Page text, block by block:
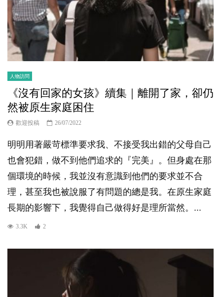
人物訪問
《沒有回家的女孩》續集｜離開了家，卻仍
然被原生家庭困住
歡迎投稿 26/07/2022
明明用著嚴苛標準要求我、不接受我出錯的父母自己
也會犯錯，做不到他們追求的『完美』。但身處在那
個環境的時候，我並沒有意識到他們的要求並不合
理，甚至我也被說服了有問題的總是我。在原生家庭
長期的影響下，我覺得自己做得好是理所當然。...
3.3K 2